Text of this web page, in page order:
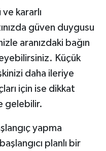
kararlı
güven duygusu
aranızdaki bağın
Küçük
daha ileriye
için ise dikkat
gelebilir.
yapma
planlı bir